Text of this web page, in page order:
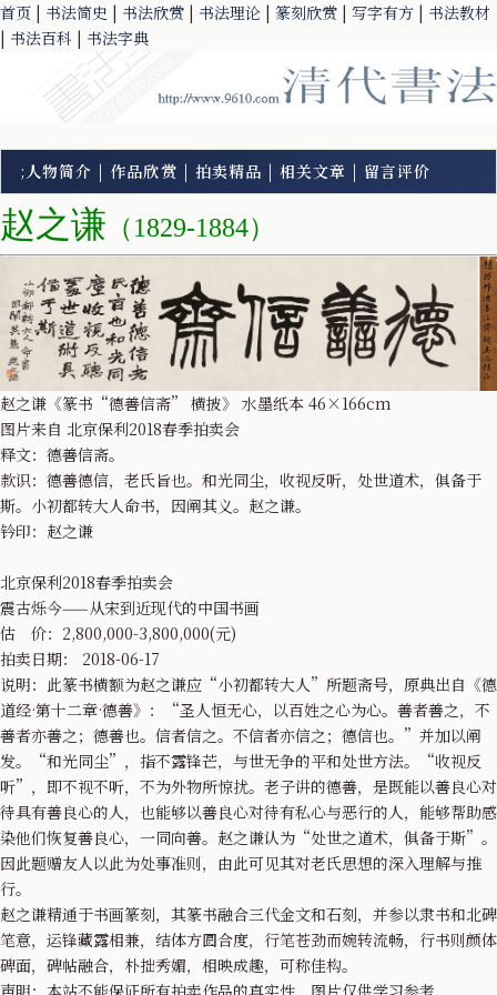
首页 | 书法简史 | 书法欣赏 | 书法理论 | 篆刻欣赏 | 写字有方 | 书法教材
| 书法百科 | 书法字典
; 人物简介 | 作品欣赏 | 拍卖精品 | 相关文章 | 留言评价
赵之谦 （1829-1884）
赵之谦《篆书“德善信斋” 横披》 水墨纸本 46×166cm
图片来自 北京保利2018春季拍卖会
释文：德善信斋。
款识：德善德信，老氏旨也。和光同尘，收视反听，处世道术，俱备于
斯。小初都转大人命书，因阐其义。赵之谦。
钤印：赵之谦
北京保利2018春季拍卖会
震古烁今——从宋到近现代的中国书画
估 价：2,800,000-3,800,000(元)
拍卖日期： 2018-06-17
说明：此篆书横额为赵之谦应“小初都转大人”所题斋号，原典出自《德
道经·第十二章·德善》：“圣人恒无心，以百姓之心为心。善者善之，不
善者亦善之；德善也。信者信之。不信者亦信之；德信也。”并加以阐
发。“和光同尘”，指不露锋芒，与世无争的平和处世方法。“收视反
听”，即不视不听，不为外物所惊扰。老子讲的德善，是既能以善良心对
待具有善良心的人，也能够以善良心对待有私心与恶行的人，能够帮助感
染他们恢复善良心，一同向善。赵之谦认为“处世之道术，俱备于斯”。
因此题赠友人以此为处事准则，由此可见其对老氏思想的深入理解与推
行。
赵之谦精通于书画篆刻，其篆书融合三代金文和石刻，并参以隶书和北碑
笔意，运锋藏露相兼，结体方圆合度，行笔苍劲而婉转流畅，行书则颜体
碑面，碑帖融合，朴拙秀媚，相映成趣，可称佳构。